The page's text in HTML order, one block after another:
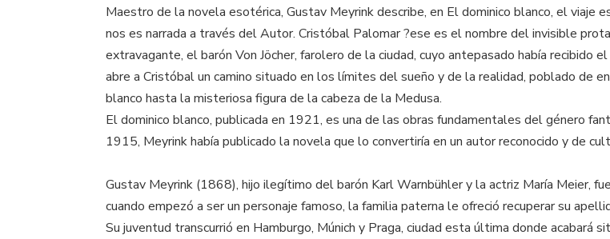
Maestro de la novela esotérica, Gustav Meyrink describe, en El dominico blanco, el viaje
nos es narrada a través del Autor. Cristóbal Palomar ?ese es el nombre del invisible
extravagante, el barón Von Jöcher, farolero de la ciudad, cuyo antepasado había recibido
abre a Cristóbal un camino situado en los límites del sueño y de la realidad, poblado de
blanco hasta la misteriosa figura de la cabeza de la Medusa.
El dominico blanco, publicada en 1921, es una de las obras fundamentales del género
1915, Meyrink había publicado la novela que lo convertiría en un autor reconocido y de
Gustav Meyrink (1868), hijo ilegítimo del barón Karl Warnbühler y la actriz María Meier,
cuando empezó a ser un personaje famoso, la familia paterna le ofreció recuperar su
Su juventud transcurrió en Hamburgo, Múnich y Praga, ciudad esta última donde acabará